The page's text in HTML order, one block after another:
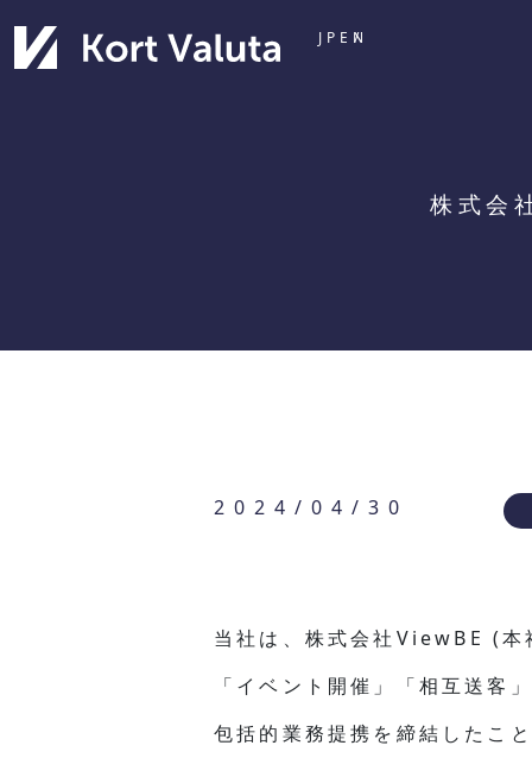
EN
JP
株式会
2024/04/30
当社は、株式会社ViewBE (
「イベント開催」「相互送客
包括的業務提携を締結したこ